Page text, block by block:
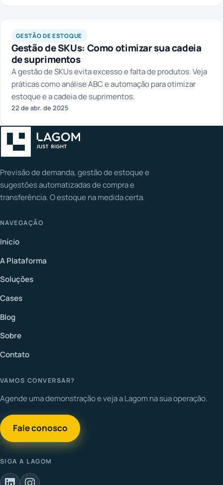
GESTÃO DE ESTOQUE
Gestão de SKUs: Como otimizar sua cadeia
de suprimentos
A gestão de SKUs evita excesso e falta de produtos. Veja
práticas como análise ABC e automação para otimizar
estoque e a cadeia de suprimentos.
22 de abr. de 2025
Previsão de demanda, gestão de estoque e
sugestões automatizadas de compra e
transferência. O estoque na medida certa.
NAVEGAÇÃO
Início
A Plataforma
Soluções
Cases
Blog
Sobre
Contato
VAMOS CONVERSAR?
Agende uma demonstração e veja a Lagom na sua operação.
Fale conosco
SIGA A LAGOM